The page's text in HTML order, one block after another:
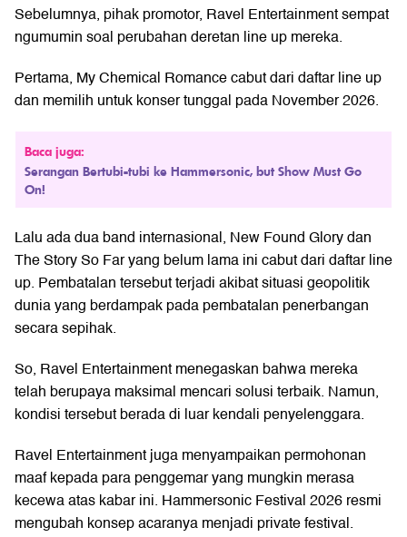
Sebelumnya, pihak promotor, Ravel Entertainment sempat
ngumumin soal perubahan deretan line up mereka.
Pertama, My Chemical Romance cabut dari daftar line up
dan memilih untuk konser tunggal pada November 2026.
Baca juga:
Serangan Bertubi-tubi ke Hammersonic, but Show Must Go
On!
Lalu ada dua band internasional, New Found Glory dan
The Story So Far yang belum lama ini cabut dari daftar line
up. Pembatalan tersebut terjadi akibat situasi geopolitik
dunia yang berdampak pada pembatalan penerbangan
secara sepihak.
So, Ravel Entertainment menegaskan bahwa mereka
telah berupaya maksimal mencari solusi terbaik. Namun,
kondisi tersebut berada di luar kendali penyelenggara.
Ravel Entertainment juga menyampaikan permohonan
maaf kepada para penggemar yang mungkin merasa
kecewa atas kabar ini. Hammersonic Festival 2026 resmi
mengubah konsep acaranya menjadi private festival.